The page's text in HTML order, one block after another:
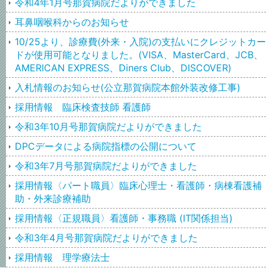
令和4年1月号那賀病院だよりができました
耳鼻咽喉科からのお知らせ
10/25より、診療費(外来・入院)の支払いにクレジットカー
ドが使用可能となりました。(VISA、MasterCard、JCB、
AMERICAN EXPRESS、Diners Club、DISCOVER)
入札情報のお知らせ(公立那賀病院本館外装改修工事)
採用情報 臨床検査技師 看護師
令和3年10月号那賀病院だよりができました
DPCデータによる病院指標の公開について
令和3年7月号那賀病院だよりができました
採用情報〈パート職員〉臨床心理士・看護師・病棟看護補
助・外来診療補助
採用情報〈正規職員〉看護師・事務職 (IT関係担当)
令和3年4月号那賀病院だよりができました
採用情報 理学療法士